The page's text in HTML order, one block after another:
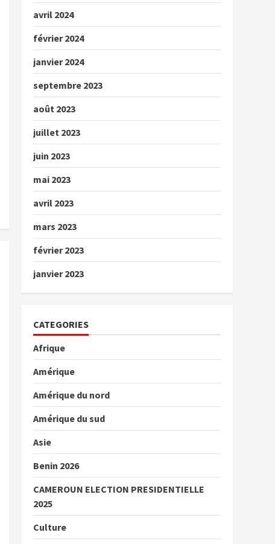
avril 2024
février 2024
janvier 2024
septembre 2023
août 2023
juillet 2023
juin 2023
mai 2023
avril 2023
mars 2023
février 2023
janvier 2023
CATEGORIES
Afrique
Amérique
Amérique du nord
Amérique du sud
Asie
Benin 2026
CAMEROUN ELECTION PRESIDENTIELLE
2025
Culture